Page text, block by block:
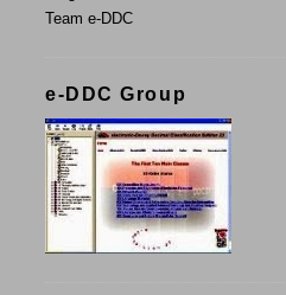
Team e-DDC
e-DDC Group